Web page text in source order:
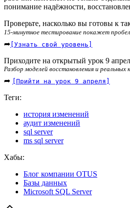
понимание надёжности,
Проверьте, насколько вы готовы к
15-минутное тестирование покажет
➦ [Узнать свой уровень]
Приходите на открытый урок 9
Разбор моделей восстановления и реальных
➦ [Прийти на урок 9 апреля]
Теги:
история изменений
аудит изменений
sql server
ms sql server
Хабы:
Блог компании OTUS
Базы данных
Microsoft SQL Server